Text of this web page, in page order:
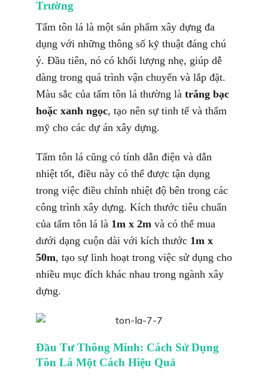
Trường
Tấm tôn lá là một sản phẩm xây dựng đa
dụng với những thông số kỹ thuật đáng chú
ý. Đầu tiên, nó có khối lượng nhẹ, giúp dễ
dàng trong quá trình vận chuyển và lắp đặt.
Màu sắc của tấm tôn lá thường là trắng bạc
hoặc xanh ngọc, tạo nên sự tinh tế và thẩm
mỹ cho các dự án xây dựng.
Tấm tôn lá cũng có tính dẫn điện và dẫn
nhiệt tốt, điều này có thể được tận dụng
trong việc điều chỉnh nhiệt độ bên trong các
công trình xây dựng. Kích thước tiêu chuẩn
của tấm tôn lá là 1m x 2m và có thể mua
dưới dạng cuộn dài với kích thước 1m x
50m, tạo sự linh hoạt trong việc sử dụng cho
nhiều mục đích khác nhau trong ngành xây
dựng.
Đầu Tư Thông Minh: Cách Sử Dụng
Tôn Lá Một Cách Hiệu Quả